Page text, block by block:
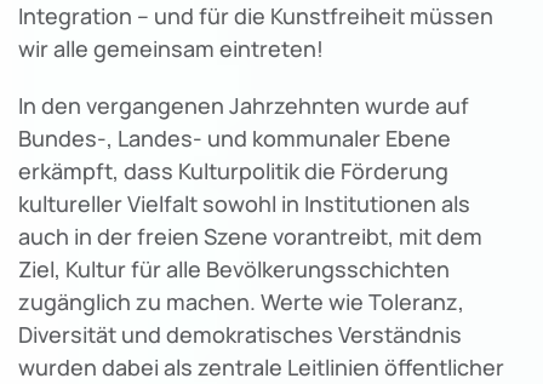
Integration – und für die Kunstfreiheit müssen
wir alle gemeinsam eintreten!
In den vergangenen Jahrzehnten wurde auf
Bundes-, Landes- und kommunaler Ebene
erkämpft, dass Kulturpolitik die Förderung
kultureller Vielfalt sowohl in Institutionen als
auch in der freien Szene vorantreibt, mit dem
Ziel, Kultur für alle Bevölkerungsschichten
zugänglich zu machen. Werte wie Toleranz,
Diversität und demokratisches Verständnis
wurden dabei als zentrale Leitlinien öffentlicher